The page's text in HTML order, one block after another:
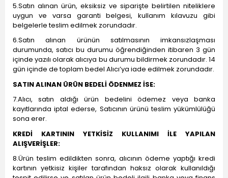
5.Satın alınan ürün, eksiksiz ve siparişte belirtilen niteliklere
uygun ve varsa garanti belgesi, kullanım kılavuzu gibi
belgelerle teslim edilmek zorundadır.
6.Satın alınan ürünün satılmasının imkansızlaşması
durumunda, satıcı bu durumu öğrendiğinden itibaren 3 gün
içinde yazılı olarak alıcıya bu durumu bildirmek zorundadır. 14
gün içinde de toplam bedel Alıcı’ya iade edilmek zorundadır.
SATIN ALINAN ÜRÜN BEDELİ ÖDENMEZ İSE:
7.Alıcı, satın aldığı ürün bedelini ödemez veya banka
kayıtlarında iptal ederse, Satıcının ürünü teslim yükümlülüğü
sona erer.
KREDİ KARTININ YETKİSİZ KULLANIMI İLE YAPILAN
ALIŞVERİŞLER:
8.Ürün teslim edildikten sonra, alıcının ödeme yaptığı kredi
kartının yetkisiz kişiler tarafından haksız olarak kullanıldığı